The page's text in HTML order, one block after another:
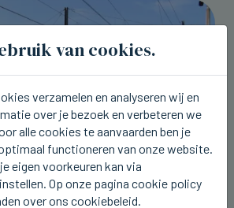
van cookies.
verzamelen en analyseren wij en
over je bezoek en verbeteren we
alle cookies te aanvaarden ben je
functioneren van onze website.
eigen voorkeuren kan via
Op onze pagina cookie policy
over ons cookiebeleid.